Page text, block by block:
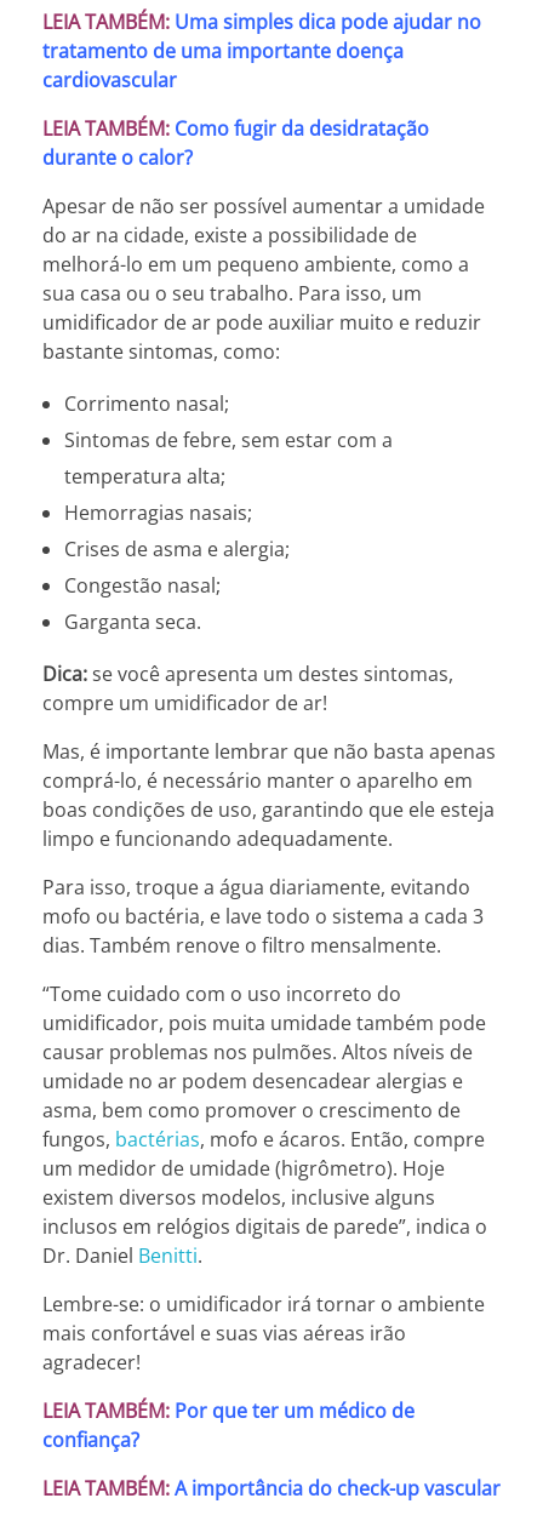
LEIA TAMBÉM: Uma simples dica pode ajudar no
tratamento de uma importante doença
cardiovascular
LEIA TAMBÉM: Como fugir da desidratação
durante o calor?
Apesar de não ser possível aumentar a umidade
do ar na cidade, existe a possibilidade de
melhorá-lo em um pequeno ambiente, como a
sua casa ou o seu trabalho. Para isso, um
umidificador de ar pode auxiliar muito e reduzir
bastante sintomas, como:
Corrimento nasal;
Sintomas de febre, sem estar com a
temperatura alta;
Hemorragias nasais;
Crises de asma e alergia;
Congestão nasal;
Garganta seca.
Dica:se você apresenta um destes sintomas,
compre um umidificador de ar!
Mas, é importante lembrar que não basta apenas
comprá-lo, é necessário manter o aparelho em
boas condições de uso, garantindo que ele esteja
limpo e funcionando adequadamente.
Para isso, troque a água diariamente, evitando
mofo ou bactéria, e lave todo o sistema a cada 3
dias. Também renove o filtro mensalmente.
“Tome cuidado com o uso incorreto do
umidificador, pois muita umidade também pode
causar problemas nos pulmões. Altos níveis de
umidade no ar podem desencadear alergias e
asma, bem como promover o crescimento de
fungos, bactérias, mofo e ácaros. Então, compre
um medidor de umidade (higrômetro). Hoje
existem diversos modelos, inclusive alguns
inclusos em relógios digitais de parede”, indica o
Dr. Daniel Benitti.
Lembre-se: o umidificador irá tornar o ambiente
mais confortável e suas vias aéreas irão
agradecer!
LEIA TAMBÉM: Por que ter um médico de
confiança?
LEIA TAMBÉM:A importância do check-up vascular